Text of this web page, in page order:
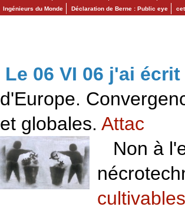
Ingénieurs du Monde Déclaration de Berne : Public eye
Le 06 VI 06 j'ai écrit
d'Europe.
et globales. Attac
Non à
cultivables